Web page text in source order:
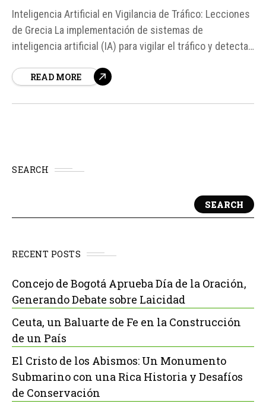
Inteligencia Artificial en Vigilancia de Tráfico: Lecciones
de Grecia La implementación de sistemas de
inteligencia artificial (IA) para vigilar el tráfico y detectar
efectiva. Sin embargo, la experiencia de Grecia en este
READ MORE
SEARCH
SEARCH
RECENT POSTS
Concejo de Bogotá Aprueba Día de la Oración,
Generando Debate sobre Laicidad
Ceuta, un Baluarte de Fe en la Construcción
de un País
El Cristo de los Abismos: Un Monumento
Submarino con una Rica Historia y Desafíos
de Conservación